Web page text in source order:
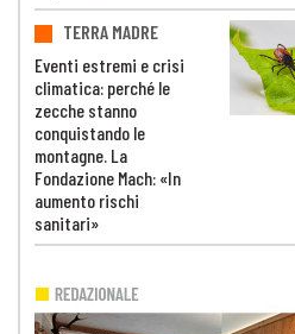
TERRA MADRE
Eventi estremi e crisi
climatica: perché le
zecche stanno
conquistando le
montagne. La
Fondazione Mach: «In
aumento rischi
sanitari»